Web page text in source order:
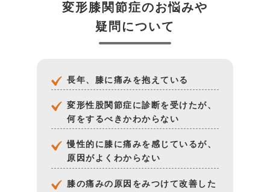
変形膝関節症のお悩みや
疑問について
長年、膝に痛みを抱えている
変形性股関節症に診断を受けたが、
何をするべきかわからない
慢性的に膝に痛みを感じているが、
原因がよくわからない
膝の痛みの原因をみつけて改善した